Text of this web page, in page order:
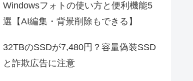
Windowsフォトの使い方と便利機能5
選【AI編集・背景削除もできる】
32TBのSSDが7,480円？容量偽装SSD
と詐欺広告に注意